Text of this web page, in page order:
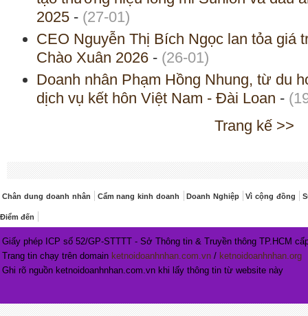
2025 - (27-01)
CEO Nguyễn Thị Bích Ngọc lan tỏa giá
Chào Xuân 2026 - (26-01)
Doanh nhân Phạm Hồng Nhung, từ du
dịch vụ kết hôn Việt Nam - Đài Loan -
Trang kế >>
Chân dung doanh nhân Cẩm nang kinh doanh Doanh Nghiệp Vì cộng đồng
Điểm đến
Giấy phép ICP số 52/GP-STTTT - Sở Thông tin & Truyền thông TP.HCM
Trang tin chạy trên domain ketnoidoanhnhan.com.vn / ketnoidoanhnhan.org
Ghi rõ nguồn ketnoidoanhnhan.com.vn khi lấy thông tin từ website này